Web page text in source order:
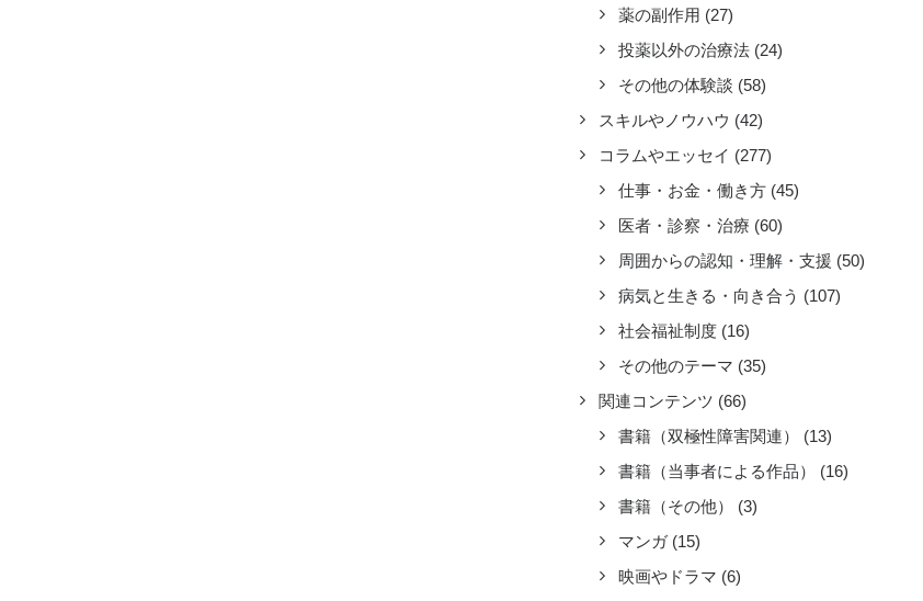
薬の副作用 (27)
投薬以外の治療法 (24)
その他の体験談 (58)
スキルやノウハウ (42)
コラムやエッセイ (277)
仕事・お金・働き方 (45)
医者・診察・治療 (60)
周囲からの認知・理解・支援 (50)
病気と生きる・向き合う (107)
社会福祉制度 (16)
その他のテーマ (35)
関連コンテンツ (66)
書籍（双極性障害関連）
(13)
書籍（当事者による作品）
(16)
書籍（その他）
(3)
マンガ (15)
映画やドラマ (6)